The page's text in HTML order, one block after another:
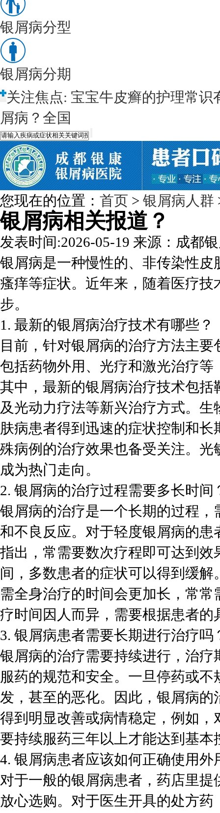
银屑病分型
银屑病分期
关注焦点: 宝宝牛皮癣的护理常识
屑病？全国
您现在的位置： 首页 > 银屑病人群
银屑病相关报道？
发表时间:2026-05-19 来源：成都
银屑病是一种慢性的、非传染性
瘙痒等症状。近年来，随着医疗
步。
1. 最新的银屑病治疗技术有哪些？
目前，针对银屑病的治疗方法主
包括药物外用、光疗和激光治疗
其中，最新的银屑病治疗技术包
及光动力疗法等新兴治疗方式。
肤病患者得到迅速的症状控制和
殊病例的治疗效果也备受关注。
成为热门走向。
2. 银屑病的治疗过程需要多长时间
银屑病的治疗是一个长期的过程
和不良反应。对于轻度银屑病的患
指出，常需要数次疗程即可达到
间，多数患者的症状可以得到缓
需全身治疗的时间会更加长，常
疗时间因人而异，需要根据患者
3. 银屑病患者需要长期进行治疗吗
银屑病的治疗需要持续进行，治
服药的规范和安全。一旦停药或
发，甚至的恶化。因此，银屑病
得到明显改善或病情稳定，例如
要持续服药三年以上才能达到基本
4. 银屑病患者应该如何正确使用外
对于一般的银屑病患者，药店里
放心选购。对于医生开具的处方